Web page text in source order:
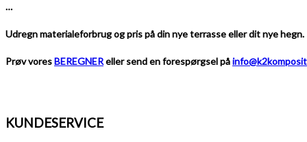
…
Udregn materialeforbrug og pris på din nye terrasse eller dit nye hegn.
Prøv voresBEREGNEReller send en forespørgsel på
KUNDESERVICE